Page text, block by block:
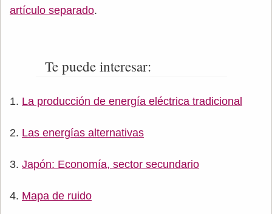
artículo separado.
Te puede interesar:
La producción de energía eléctrica tradicional
Las energías alternativas
Japón: Economía, sector secundario
Mapa de ruido